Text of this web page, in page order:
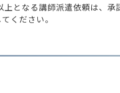
となる講師派遣依頼は、承
ください。